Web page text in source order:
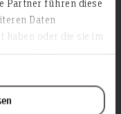
Daten
haben oder die sie im